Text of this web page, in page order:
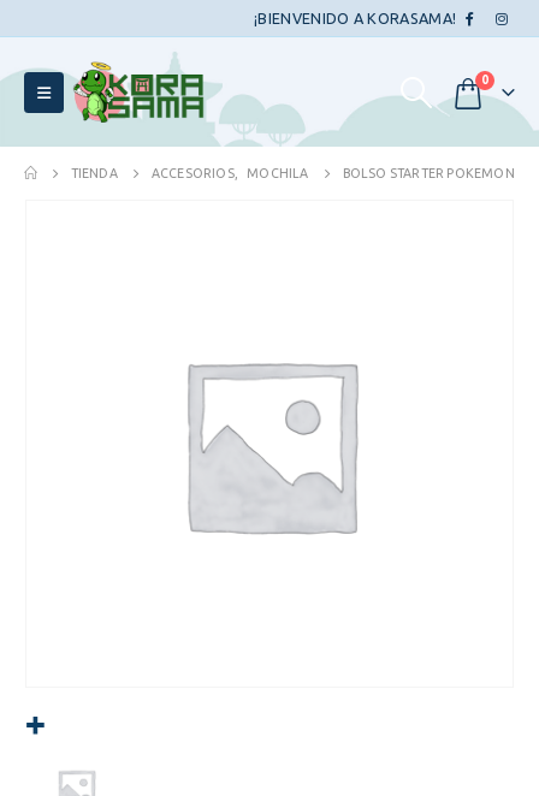
¡BIENVENIDO A KORASAMA!
0
TIENDA ACCESORIOS, MOCHILA BOLSO STARTER POKEMON